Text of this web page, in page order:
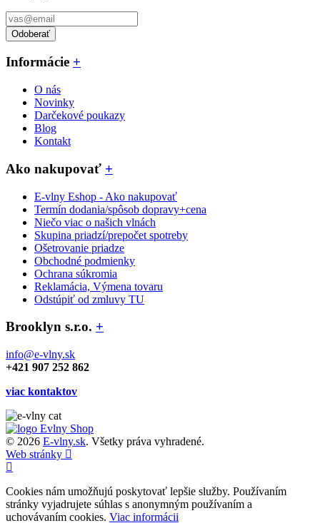
Odoberať
Informácie +
O nás
Novinky
Darčekové poukazy
Blog
Kontakt
Ako nakupovať +
E-vlny Eshop - Ako nakupovať
Termín dodania/spôsob dopravy+cena
Niečo viac o našich vlnách
Skupina priadzí/prepočet spotreby
Ošetrovanie priadze
Obchodné podmienky
Ochrana súkromia
Reklamácia, Výmena tovaru
Odstúpiť od zmluvy TU
Brooklyn s.r.o. +
info@e-vlny.sk
+421 907 252 862
viac kontaktov
© 2026 E-vlny.sk. Všetky práva vyhradené.
Web stránky
Cookies nám umožňujú poskytovať lepšie služby. Používaním
stránky vyjadrujete súhlas s anonymným používaním a
uchovávaním cookies. Viac informácii